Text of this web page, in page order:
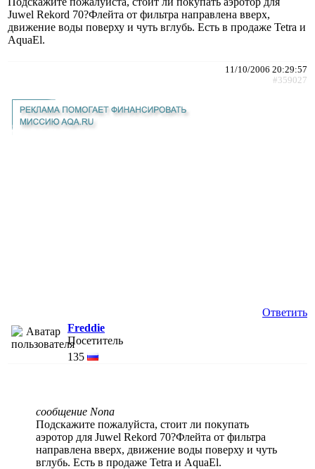
Juwel Rekord 70?Флейта от фильтра направлена вверх,
движение воды поверху и чуть вглубь. Есть в продаже Tetra и
AquaEl.
11/10/2006 20:29:57
#359027
Ответить
Freddie
Посетитель
135
сообщение Nona
Подскажите пожалуйста, стоит ли покупать
аэротор для Juwel Rekord 70?Флейта от фильтра
направлена вверх, движение воды поверху и чуть
вглубь. Есть в продаже Tetra и AquaEl.